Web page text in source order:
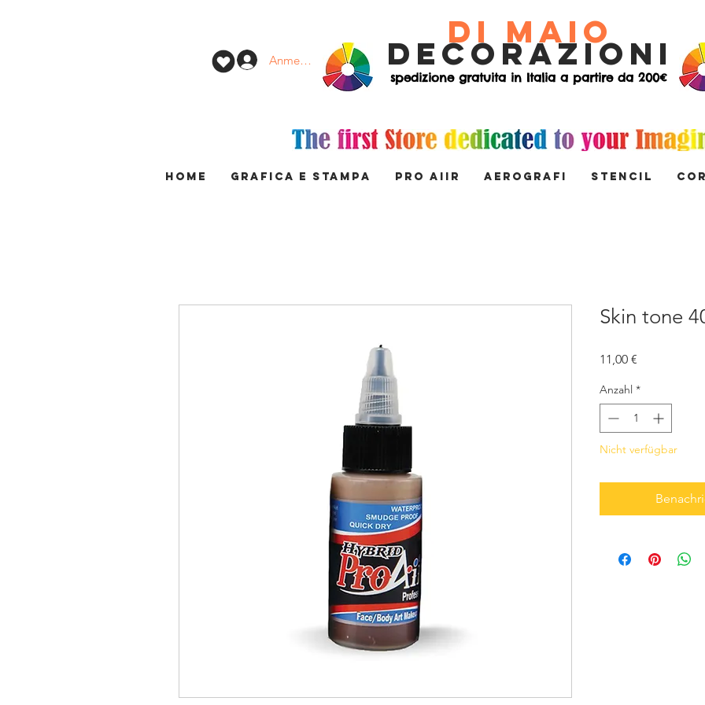
di Maio
decorazioni
Anmelden
spedizione gratuita in Italia a partire da 200€
HOME GRAFICA E STAMPA PRO AIIR AEROGRAFI STENCIL
Skin tone
11,00 €
Anzahl *
Nicht verfügbar